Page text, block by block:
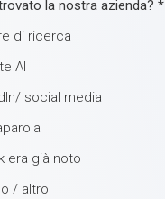
la nostra azienda?*
di ricerca
AI
social media
era già noto
/ altro